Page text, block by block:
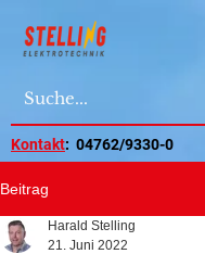
Kontakt: 04762/9330-0
Beitrag
Harald Stelling
21. Juni 2022